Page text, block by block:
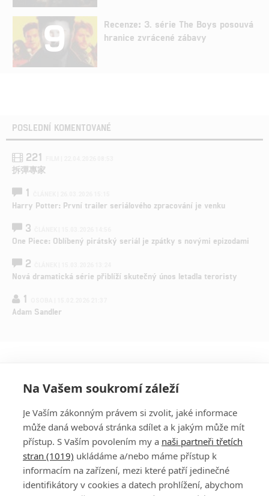
9
Recenze: 3. série The Boys posouvá
hranice zvrácené zábavy
POSLEDNÍ KOMENTOVANÉ
221
拆彈專家
1
Harry Potter: První trailer seriálového zpracování je venku
3
One Piece: Oblíbený pirátský seriál je zpátky s novými epizodami
2
Nová dramatická série přiblíží skutečný únos letadla teroristy
1
Adam Sandler
PŘIHLÁSIT
REGISTROVAT
DISKUZE
Na Vašem soukromí záleží
Je Vaším zákonným právem si zvolit, jaké informace
může daná webová stránka sdílet a k jakým může mít
přístup. S Vaším povolením my a naši partneři třetích
stran (1019) ukládáme a/nebo máme přístup k
informacím na zařízení, mezi které patří jedinečné
identifikátory v cookies a datech prohlížení, abychom